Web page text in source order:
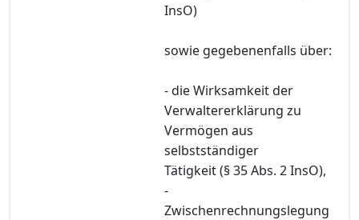
InsO)
sowie gegebenenfalls über:
- die Wirksamkeit der
Verwaltererklärung zu
Vermögen aus
selbstständiger
Tätigkeit (§ 35 Abs. 2 InsO),
-
Zwischenrechnungslegung